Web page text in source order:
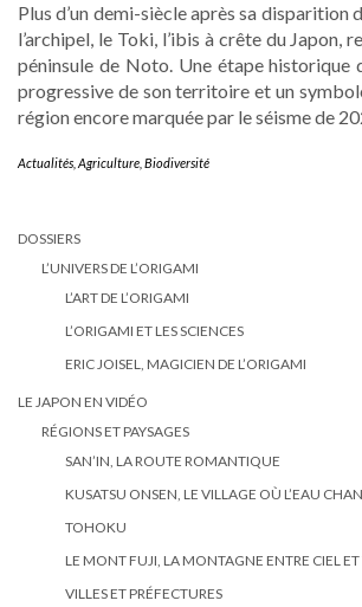
Plus d’un demi-siècle après sa disparition
l’archipel, le Toki, l’ibis à crête du Japon,
péninsule de Noto. Une étape historique
progressive de son territoire et un
région encore marquée par le séisme de
Actualités Agriculture Biodiversité
DOSSIERS
L’UNIVERS DE L’ORIGAMI
L’ART DE L’ORIGAMI
L’ORIGAMI ET LES SCIENCES
ERIC JOISEL, MAGICIEN DE L’ORIGAMI
LE JAPON EN VIDÉO
RÉGIONS ET PAYSAGES
SAN’IN, LA ROUTE ROMANTIQUE
KUSATSU ONSEN, LE VILLAGE OÙ L’EAU
TOHOKU
LE MONT FUJI, LA MONTAGNE ENTRE CIEL ET
VILLES ET PRÉFECTURES